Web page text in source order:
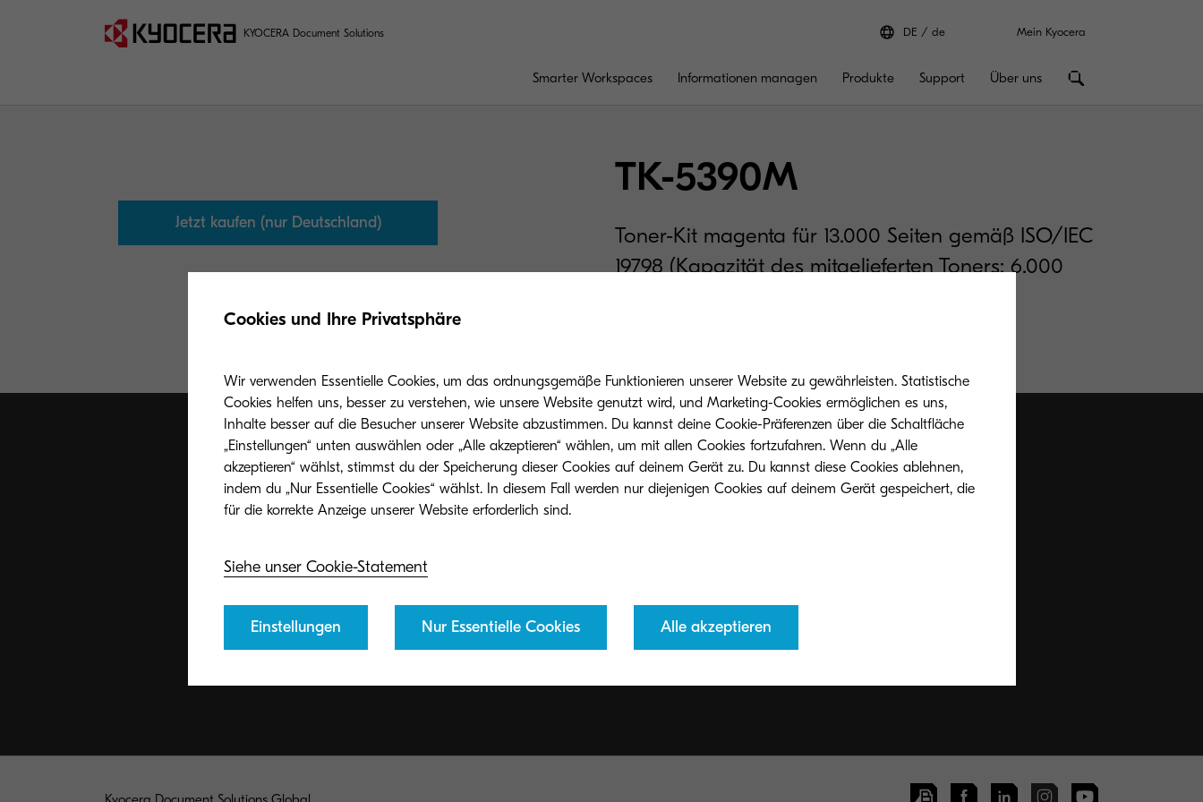
KYOCERA Document Solutions DE de Mein Kyocera
Smarter Workspaces Informationen managen Produkte Support Über uns
TK-5390M
Toner-Kit magenta für 13.000 Seiten gemäß ISO/IEC
19798 (Kapazität des mitgelieferten Toners: 6.000
Jetzt kaufen (nur Deutschland)
Cookies und Ihre Privatsphäre
Wir verwenden Essentielle Cookies, um das ordnungsgemäße Funktionieren unserer Website zu gewährleisten. Statistische
Cookies helfen uns, besser zu verstehen, wie unsere Website genutzt wird, und Marketing-Cookies ermöglichen es uns,
Inhalte besser auf die Besucher unserer Website abzustimmen. Du kannst deine Cookie-Präferenzen über die Schaltfläche
„Einstellungen“ unten auswählen oder „Alle akzeptieren“ wählen, um mit allen Cookies fortzufahren. Wenn du „Alle
akzeptieren“ wählst, stimmst du der Speicherung dieser Cookies auf deinem Gerät zu. Du kannst diese Cookies ablehnen,
indem du „Nur Essentielle Cookies“ wählst. In diesem Fall werden nur diejenigen Cookies auf deinem Gerät gespeichert, die
für die korrekte Anzeige unserer Website erforderlich sind.
Siehe unser Cookie-Statement
Einstellungen Nur Essentielle Cookies Alle akzeptieren